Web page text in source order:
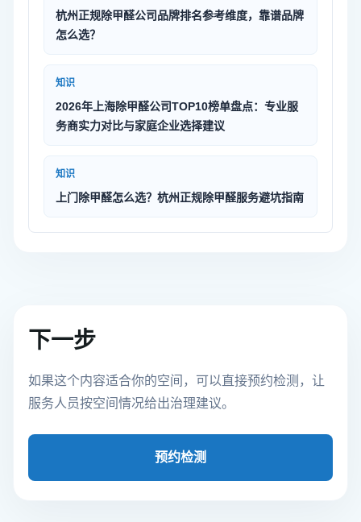
杭州正规除甲醛公司品牌排名参考维度，靠谱品牌
怎么选？
知识
2026年上海除甲醛公司TOP10榜单盘点：专业服
务商实力对比与家庭企业选择建议
知识
上门除甲醛怎么选？杭州正规除甲醛服务避坑指南
下一步
如果这个内容适合你的空间，可以直接预约检测，让
服务人员按空间情况给出治理建议。
预约检测